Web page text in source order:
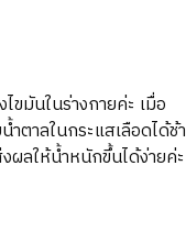
ขมันในร่างกายค่ะ เมื่อ
ตาลในกระแสเลือดได้ช้า
ผลให้น้ำหนักขึ้นได้ง่ายค่ะ